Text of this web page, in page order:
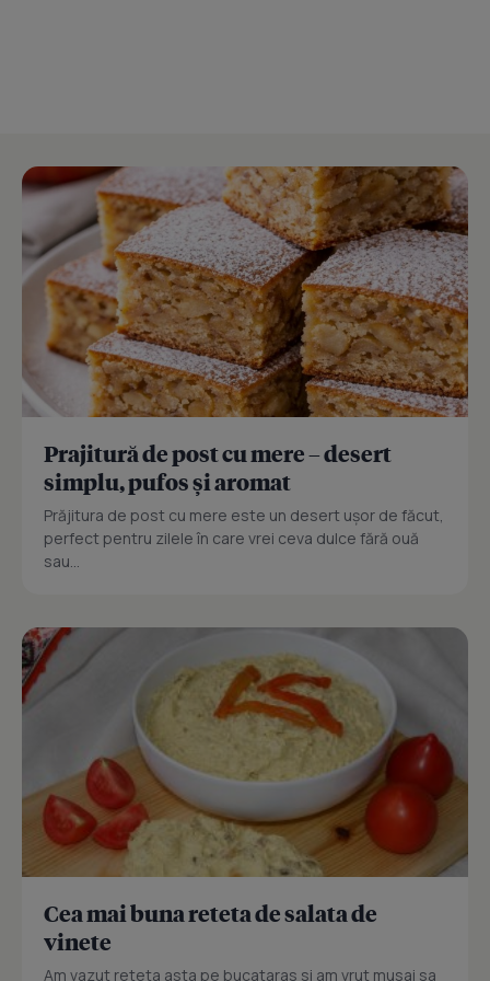
Prajitură de post cu mere – desert
simplu, pufos și aromat
Prăjitura de post cu mere este un desert ușor de făcut,
perfect pentru zilele în care vrei ceva dulce fără ouă
sau...
Cea mai buna reteta de salata de
vinete
Am vazut reteta asta pe bucataras si am vrut musai sa